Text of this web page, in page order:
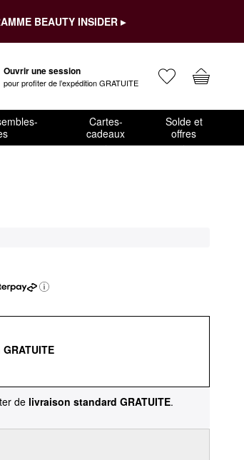
BEAUTY INSIDER ▸
Ouvrir une session
pour profiter de l’expédition GRATUITE
Cartes-
cadeaux
Solde et
offres
de livraison standard GRATUITE.